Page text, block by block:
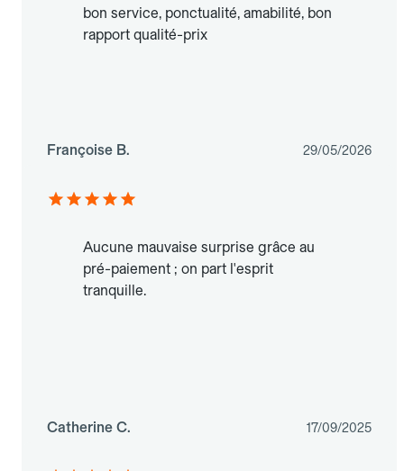
bon service, ponctualité, amabilité, bon
rapport qualité-prix
Françoise B. 29/05/2026
Aucune mauvaise surprise grâce au
pré-paiement ; on part l'esprit
tranquille.
Catherine C. 17/09/2025